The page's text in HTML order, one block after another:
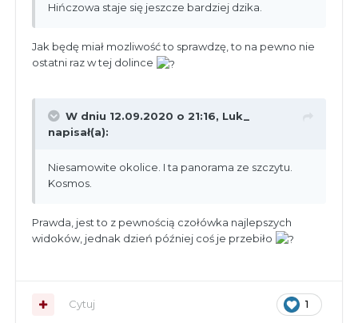
Hińczowa staje się jeszcze bardziej dzika.
Jak będę miał mozliwość to sprawdzę, to na pewno nie
ostatni raz w tej dolince
W dniu 12.09.2020 o 21:16, Luk_
napisał(a):
Niesamowite okolice. I ta panorama ze szczytu.
Kosmos.
Prawda, jest to z pewnością czołówka najlepszych
widoków, jednak dzień później coś je przebiło
1
Cytuj